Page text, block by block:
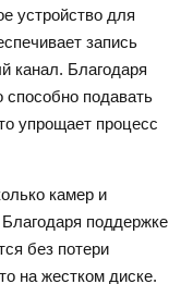
устройство для
запись
канал. Благодаря
способно подавать
упрощает процесс
камер и
поддержке
без потери
на жестком диске.